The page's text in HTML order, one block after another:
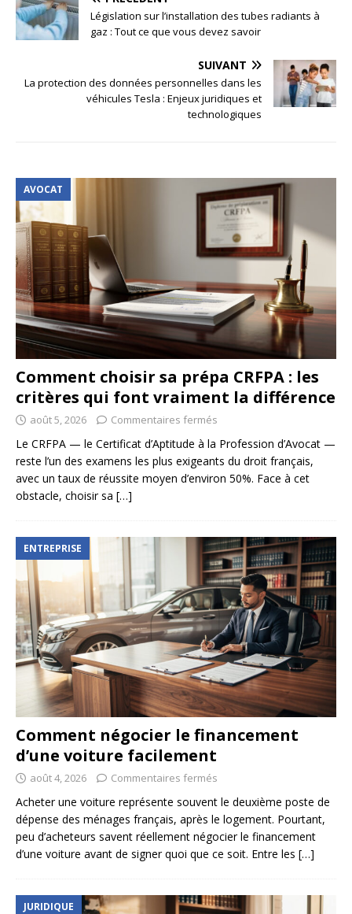
Législation sur l’installation des tubes radiants à
gaz : Tout ce que vous devez savoir
SUIVANT
La protection des données personnelles dans les
véhicules Tesla : Enjeux juridiques et
technologiques
AVOCAT
Comment choisir sa prépa CRFPA : les
critères qui font vraiment la différence
août 5, 2026 Commentaires fermés
Le CRFPA — le Certificat d’Aptitude à la Profession d’Avocat —
reste l’un des examens les plus exigeants du droit français,
avec un taux de réussite moyen d’environ 50%. Face à cet
obstacle, choisir sa […]
ENTREPRISE
Comment négocier le financement
d’une voiture facilement
août 4, 2026 Commentaires fermés
Acheter une voiture représente souvent le deuxième poste de
dépense des ménages français, après le logement. Pourtant,
peu d’acheteurs savent réellement négocier le financement
d’une voiture avant de signer quoi que ce soit. Entre les […]
JURIDIQUE